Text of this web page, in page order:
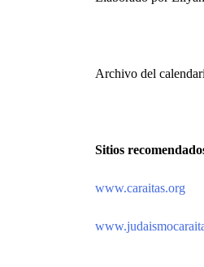
Archivo del
Sitios
www.caraitas.org